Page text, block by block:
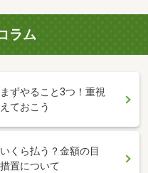
ラム
ずやること3つ！重視
ておこう
くら払う？金額の目
置について